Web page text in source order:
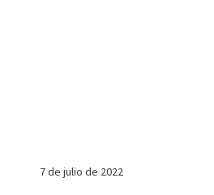
7 de julio de 2022